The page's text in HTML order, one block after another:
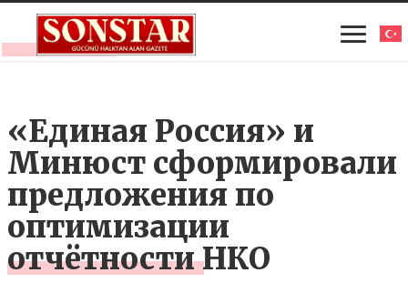
«Единая Россия» и
Минюст сформировали
предложения по
оптимизации
отчётности НКО